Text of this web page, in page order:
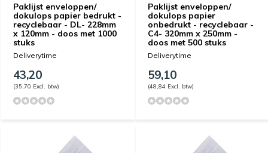
Paklijst enveloppen/
dokulops papier bedrukt -
recyclebaar - DL- 228mm
x 120mm - doos met 1000
stuks
Deliverytime
43,20
(35,70 Excl. btw)
Paklijst enveloppen/
dokulops papier
onbedrukt - recyclebaar -
C4- 320mm x 250mm -
doos met 500 stuks
Deliverytime
59,10
(48,84 Excl. btw)